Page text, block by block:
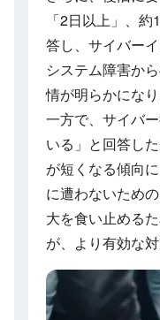
「2日以上」、
答し、サイバー
システム障害か
情が明らかになり
一方で、サイバ
いる」と回答し
が短くなる傾向
に遭わないため
大を食い止める
が、より有効な